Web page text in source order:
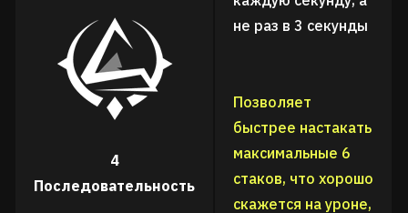
4
Последовательность
не раз в 3 секунды
Позволяет
быстрее настакать
максимальные 6
стаков, что хорошо
скажется на уроне,